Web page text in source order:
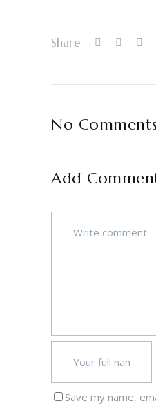
Share
No Comments
Add
Save my name,